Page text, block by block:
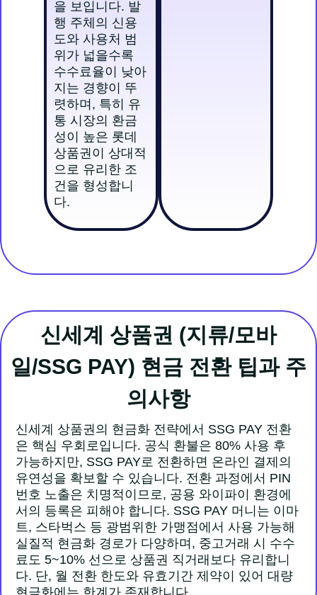
을 보입니다. 발
행 주체의 신용
도와 사용처 범
위가 넓을수록
수수료율이 낮아
지는 경향이 뚜
렷하며, 특히 유
통 시장의 환금
성이 높은 롯데
상품권이 상대적
으로 유리한 조
건을 형성합니
다.
신세계 상품권 (지류/모바
일/SSG PAY) 현금 전환 팁과 주
의사항
신세계 상품권의 현금화 전략에서 SSG PAY 전환
은 핵심 우회로입니다. 공식 환불은 80% 사용 후
가능하지만, SSG PAY로 전환하면 온라인 결제의
유연성을 확보할 수 있습니다. 전환 과정에서 PIN
번호 노출은 치명적이므로, 공용 와이파이 환경에
서의 등록은 피해야 합니다. SSG PAY 머니는 이마
트, 스타벅스 등 광범위한 가맹점에서 사용 가능해
실질적 현금화 경로가 다양하며, 중고거래 시 수수
료도 5~10% 선으로 상품권 직거래보다 유리합니
다. 단, 월 전환 한도와 유효기간 제약이 있어 대량
현금화에는 한계가 존재합니다.